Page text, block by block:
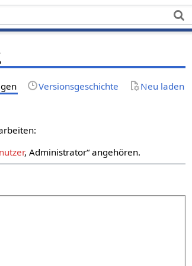
Versionsgeschichte Neu laden
, Administrator“ angehören.